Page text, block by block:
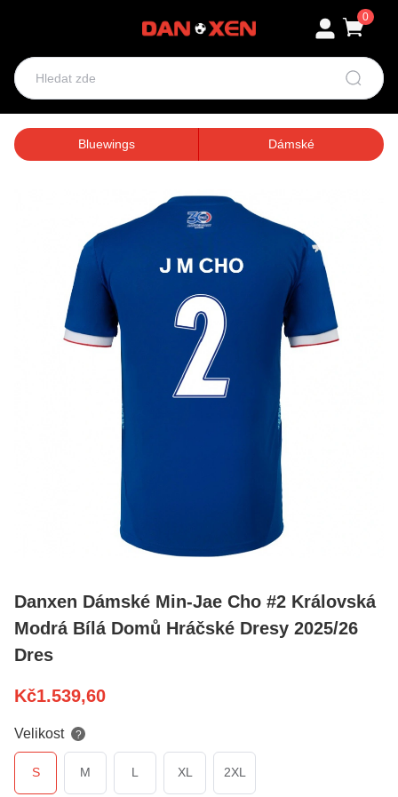
0
Bluewings Dámské
Danxen Dámské Min-Jae Cho #2 Královská
Modrá Bílá Domů Hráčské Dresy 2025/26
Dres
Kč1.539,60
Velikost ?
S M L XL 2XL